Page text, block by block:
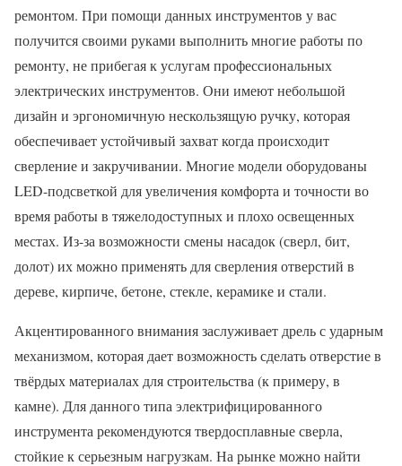
ремонтом. При помощи данных инструментов у вас
получится своими руками выполнить многие работы по
ремонту, не прибегая к услугам профессиональных
электрических инструментов. Они имеют небольшой
дизайн и эргономичную нескользящую ручку, которая
обеспечивает устойчивый захват когда происходит
сверление и закручивании. Многие модели оборудованы
LED-подсветкой для увеличения комфорта и точности во
время работы в тяжелодоступных и плохо освещенных
местах. Из-за возможности смены насадок (сверл, бит,
долот) их можно применять для сверления отверстий в
дереве, кирпиче, бетоне, стекле, керамике и стали.
Акцентированного внимания заслуживает дрель с ударным
механизмом, которая дает возможность сделать отверстие в
твёрдых материалах для строительства (к примеру, в
камне). Для данного типа электрифицированного
инструмента рекомендуются твердосплавные сверла,
стойкие к серьезным нагрузкам. На рынке можно найти